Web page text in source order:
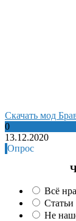
Cкачать мод
0
13.12.2020
Опрос
Всё
Не